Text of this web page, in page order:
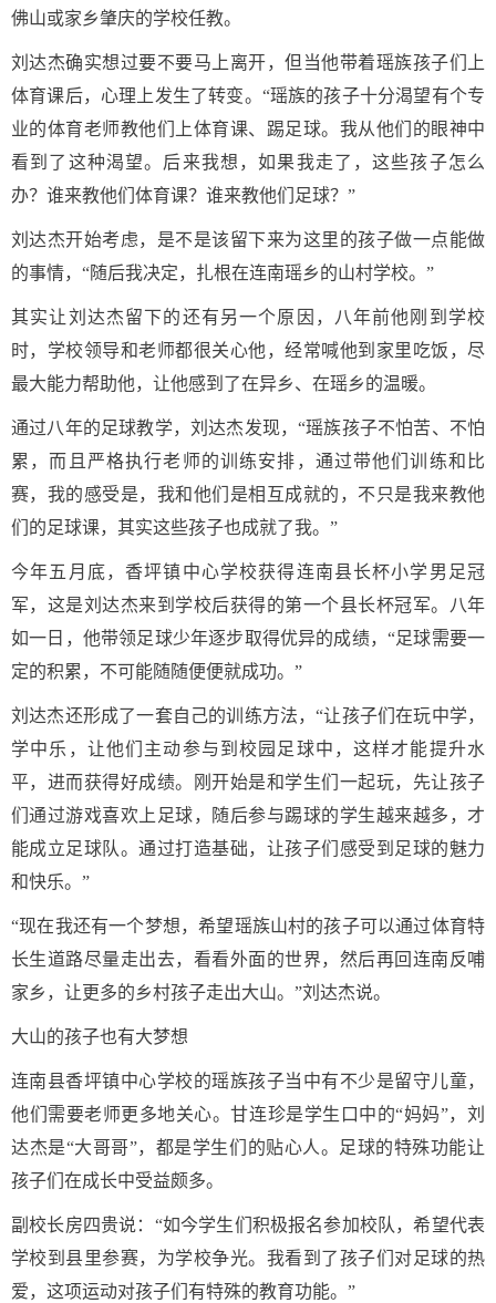
佛山或家乡肇庆的学校任教。
刘达杰确实想过要不要马上离开，但当他带着瑶族孩子们上
体育课后，心理上发生了转变。“瑶族的孩子十分渴望有个专
业的体育老师教他们上体育课、踢足球。我从他们的眼神中
看到了这种渴望。后来我想，如果我走了，这些孩子怎么
办？谁来教他们体育课？谁来教他们足球？”
刘达杰开始考虑，是不是该留下来为这里的孩子做一点能做
的事情，“随后我决定，扎根在连南瑶乡的山村学校。”
其实让刘达杰留下的还有另一个原因，八年前他刚到学校
时，学校领导和老师都很关心他，经常喊他到家里吃饭，尽
最大能力帮助他，让他感到了在异乡、在瑶乡的温暖。
通过八年的足球教学，刘达杰发现，“瑶族孩子不怕苦、不怕
累，而且严格执行老师的训练安排，通过带他们训练和比
赛，我的感受是，我和他们是相互成就的，不只是我来教他
们的足球课，其实这些孩子也成就了我。”
今年五月底，香坪镇中心学校获得连南县长杯小学男足冠
军，这是刘达杰来到学校后获得的第一个县长杯冠军。八年
如一日，他带领足球少年逐步取得优异的成绩，“足球需要一
定的积累，不可能随随便便就成功。”
刘达杰还形成了一套自己的训练方法，“让孩子们在玩中学，
学中乐，让他们主动参与到校园足球中，这样才能提升水
平，进而获得好成绩。刚开始是和学生们一起玩，先让孩子
们通过游戏喜欢上足球，随后参与踢球的学生越来越多，才
能成立足球队。通过打造基础，让孩子们感受到足球的魅力
和快乐。”
“现在我还有一个梦想，希望瑶族山村的孩子可以通过体育特
长生道路尽量走出去，看看外面的世界，然后再回连南反哺
家乡，让更多的乡村孩子走出大山。”刘达杰说。
大山的孩子也有大梦想
连南县香坪镇中心学校的瑶族孩子当中有不少是留守儿童，
他们需要老师更多地关心。甘连珍是学生口中的“妈妈”，刘
达杰是“大哥哥”，都是学生们的贴心人。足球的特殊功能让
孩子们在成长中受益颇多。
副校长房四贵说：“如今学生们积极报名参加校队，希望代表
学校到县里参赛，为学校争光。我看到了孩子们对足球的热
爱，这项运动对孩子们有特殊的教育功能。”